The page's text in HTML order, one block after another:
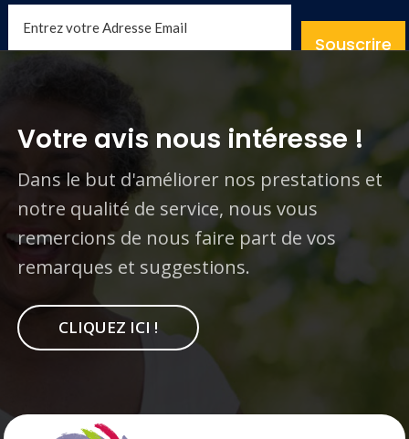
Souscrire
Votre avis nous intéresse !
Dans le but d'améliorer nos prestations et
notre qualité de service, nous vous
remercions de nous faire part de vos
remarques et suggestions.
CLIQUEZ ICI !